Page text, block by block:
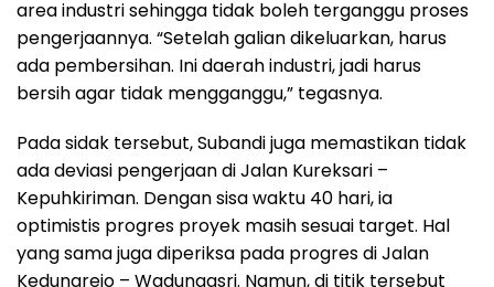
area industri sehingga tidak boleh terganggu proses
pengerjaannya. “Setelah galian dikeluarkan, harus
ada pembersihan. Ini daerah industri, jadi harus
bersih agar tidak mengganggu,” tegasnya.
Pada sidak tersebut, Subandi juga memastikan tidak
ada deviasi pengerjaan di Jalan Kureksari –
Kepuhkiriman. Dengan sisa waktu 40 hari, ia
optimistis progres proyek masih sesuai target. Hal
yang sama juga diperiksa pada progres di Jalan
Kedungrejo – Wadungasri. Namun, di titik tersebut